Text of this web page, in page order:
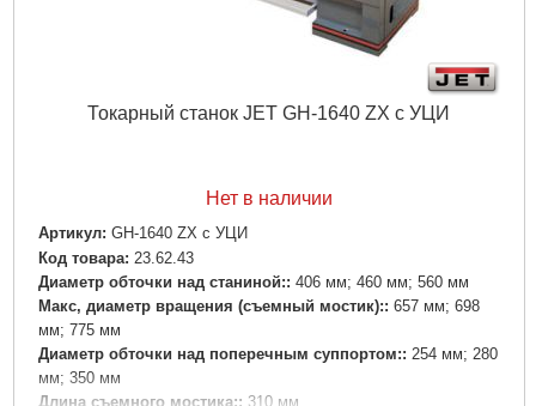
440х235х575
Токарный станок JET GH-1640 ZX с УЦИ
Нет в наличии
Артикул: GH-1640 ZX с УЦИ
Код товара: 23.62.43
Диаметр обточки над станиной:: 406 мм; 460 мм; 560 мм
Макс, диаметр вращения (съемный мостик):: 657 мм; 698
мм; 775 мм
Диаметр обточки над поперечным суппортом:: 254 мм; 280
мм; 350 мм
Длина съемного мостика:: 310 мм